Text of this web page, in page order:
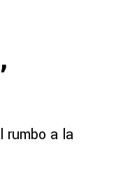
rumbo a la